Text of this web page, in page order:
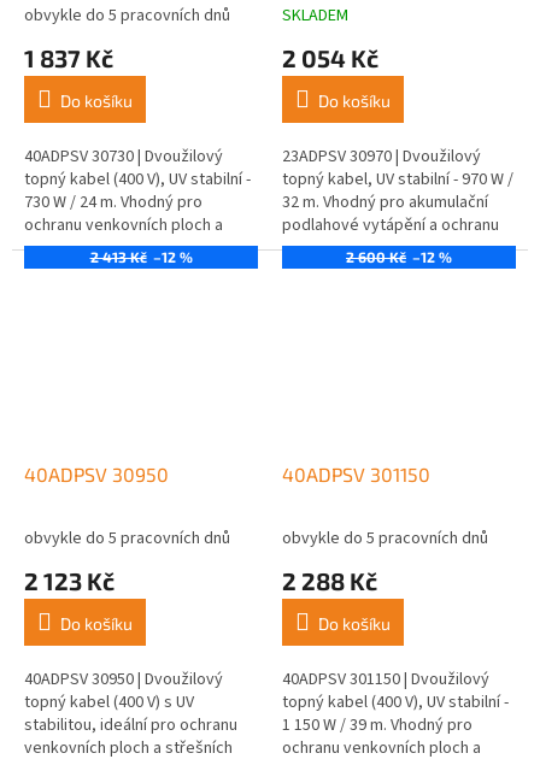
obvykle do 5 pracovních dnů
1 837 Kč
Do košíku
40ADPSV 30730 | Dvoužilový
topný kabel (400 V), UV stabilní -
730 W / 24 m. Vhodný pro
ochranu venkovních ploch a
střešních okapů.
SKLADEM
2 054 Kč
Do košíku
23ADPSV 30970 | Dvoužilový
topný kabel, UV stabilní - 970 W /
32 m. Vhodný pro akumulační
podlahové vytápění a ochranu
venkovních ploch.
2 413 Kč –12 %
40ADPSV 30950
obvykle do 5 pracovních dnů
2 123 Kč
Do košíku
40ADPSV 30950 | Dvoužilový
topný kabel (400 V) s UV
stabilitou, ideální pro ochranu
venkovních ploch a střešních
2 600 Kč –12 %
40ADPSV 301150
obvykle do 5 pracovních dnů
2 288 Kč
Do košíku
40ADPSV 301150 | Dvoužilový
topný kabel (400 V), UV stabilní -
1 150 W / 39 m. Vhodný pro
ochranu venkovních ploch a